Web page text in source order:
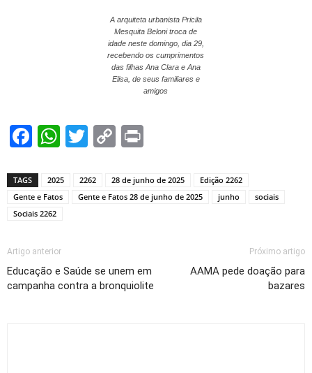
A arquiteta urbanista Pricila
Mesquita Beloni troca de
idade neste domingo, dia 29,
recebendo os cumprimentos
das filhas Ana Clara e Ana
Elisa, de seus familiares e
amigos
Facebook
WhatsApp
TwitterCopy
TAGS 2025 2262 28 de junho de 2025
Edição 2262
Gente e Fatos
Gente e Fatos 28 de junho de 2025 junho
sociais
Sociais 2262
Artigo anterior
Educação e Saúde se unem em
campanha contra a bronquiolite
Próximo artigo
AAMA pede doação para
bazares